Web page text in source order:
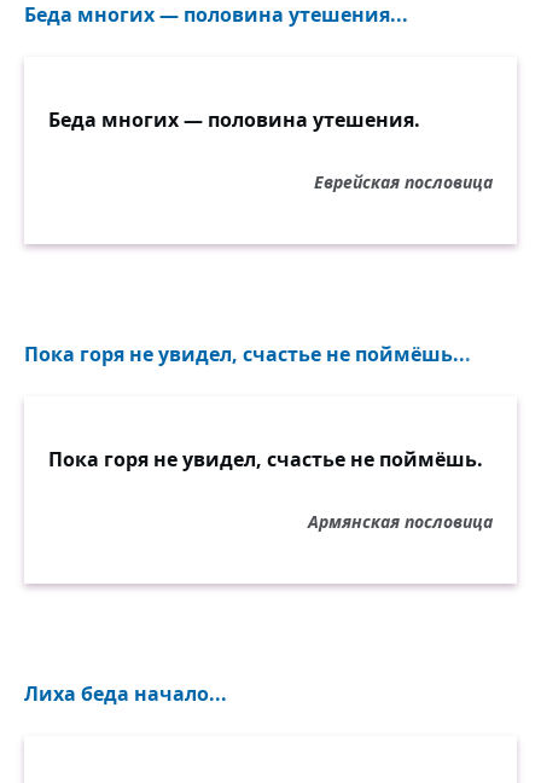
Беда многих — половина утешения...
Беда многих — половина утешения.
Еврейская пословица
Пока горя не увидел, счастье не поймёшь...
Пока горя не увидел, счастье не поймёшь.
Армянская пословица
Лиха беда начало...